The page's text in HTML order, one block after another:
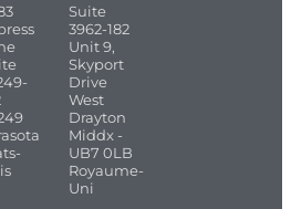
Suite
3962-182
Unit 9,
Skyport
Drive
West
Drayton
Middx -
UB7 0LB
Royaume-
Uni